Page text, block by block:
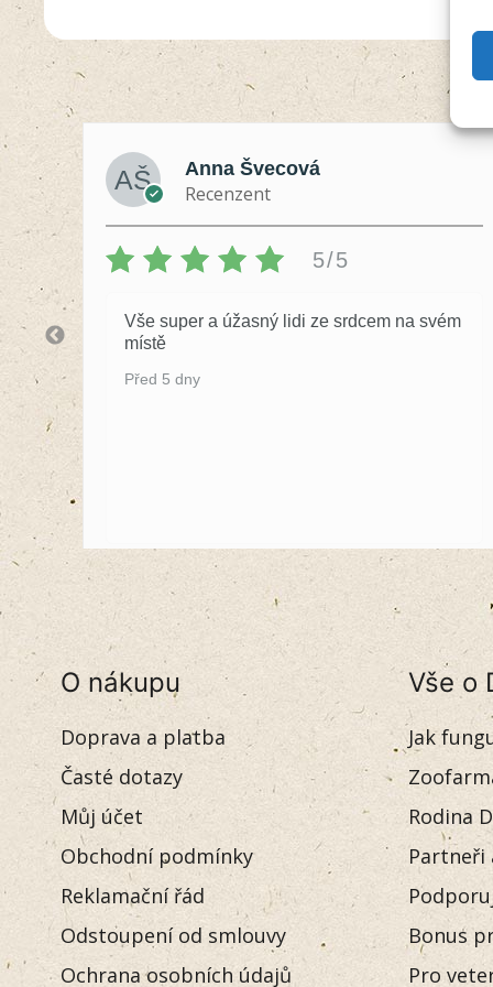
Anna Švecová
Recenzent
5/5
Vše super a úžasný lidi ze srdcem na svém
místě
Před 5 dny
O nákupu
Doprava a platba
Časté dotazy
Můj účet
Obchodní podmínky
Reklamační řád
Odstoupení od smlouvy
Ochrana osobních údajů
Vše o
Jak
Rodina
Partneři
Bonus
Pro